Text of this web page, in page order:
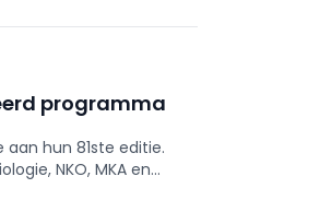
programma
aan hun 81ste editie.
NKO, MKA en